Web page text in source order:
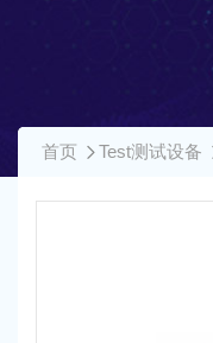
首页 Test测试设备